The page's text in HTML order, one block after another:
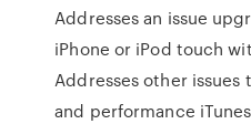
Addresses an issue
iPhone or iPod touch
Addresses other
and performance